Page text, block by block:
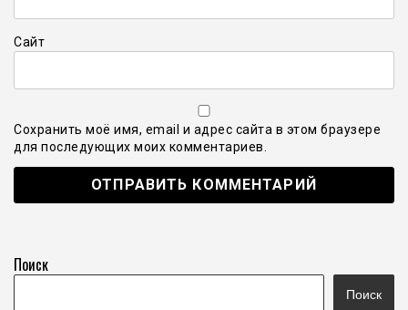
Сайт
Сохранить моё имя, email и адрес сайта в этом браузере
для последующих моих комментариев.
Поиск
Поиск